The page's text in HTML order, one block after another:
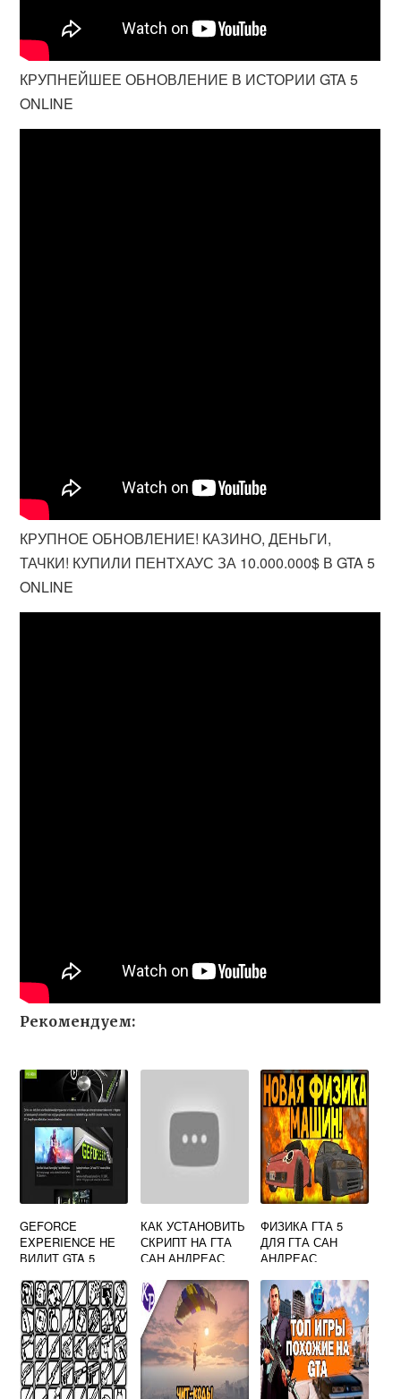
КРУПНЕЙШЕЕ ОБНОВЛЕНИЕ В ИСТОРИИ GTA 5
ONLINE
КРУПНОЕ ОБНОВЛЕНИЕ! КАЗИНО, ДЕНЬГИ,
ТАЧКИ! КУПИЛИ ПЕНТХАУС ЗА 10.000.000$ В GTA 5
ONLINE
Рекомендуем:
GEFORCE
EXPERIENCE НЕ
ВИДИТ GTA 5
КАК УСТАНОВИТЬ
СКРИПТ НА ГТА
САН АНДРЕАС
ФИЗИКА ГТА 5
ДЛЯ ГТА САН
АНДРЕАС